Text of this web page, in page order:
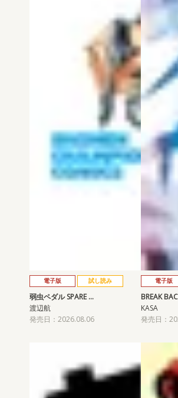
電子版 試し読み
弱虫ペダル SPARE …
渡辺航
発売日：2026.08.06
電子版
BREAK
KASA
発売日：